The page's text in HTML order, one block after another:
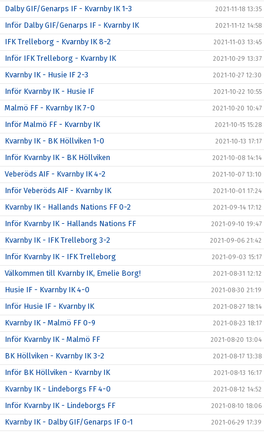
Dalby GIF/Genarps IF - Kvarnby IK 1-3 2021-11-18 13:35
Inför Dalby GIF/Genarps IF - Kvarnby IK 2021-11-12 14:58
IFK Trelleborg - Kvarnby IK 8-2 2021-11-03 13:45
Inför IFK Trelleborg - Kvarnby IK 2021-10-29 13:37
Kvarnby IK - Husie IF 2-3 2021-10-27 12:30
Inför Kvarnby IK - Husie IF 2021-10-22 10:55
Malmö FF - Kvarnby IK 7-0 2021-10-20 10:47
Inför Malmö FF - Kvarnby IK 2021-10-15 15:28
Kvarnby IK - BK Höllviken 1-0 2021-10-13 17:17
Inför Kvarnby IK - BK Höllviken 2021-10-08 14:14
Veberöds AIF - Kvarnby IK 4-2 2021-10-07 13:10
Inför Veberöds AIF - Kvarnby IK 2021-10-01 17:24
Kvarnby IK - Hallands Nations FF 0-2 2021-09-14 17:12
Inför Kvarnby IK - Hallands Nations FF 2021-09-10 19:47
Kvarnby IK - IFK Trelleborg 3-2 2021-09-06 21:42
Inför Kvarnby IK - IFK Trelleborg 2021-09-03 15:17
Välkommen till Kvarnby IK, Emelie Borg! 2021-08-31 12:12
Husie IF - Kvarnby IK 4-0 2021-08-30 21:19
Inför Husie IF - Kvarnby IK 2021-08-27 18:14
Kvarnby IK - Malmö FF 0-9 2021-08-23 18:17
Inför Kvarnby IK - Malmö FF 2021-08-20 13:04
BK Höllviken - Kvarnby IK 3-2 2021-08-17 13:38
Inför BK Höllviken - Kvarnby IK 2021-08-13 16:17
Kvarnby IK - Lindeborgs FF 4-0 2021-08-12 14:52
Inför Kvarnby IK - Lindeborgs FF 2021-08-10 18:06
Kvarnby IK - Dalby GIF/Genarps IF 0-1 2021-06-29 17:39